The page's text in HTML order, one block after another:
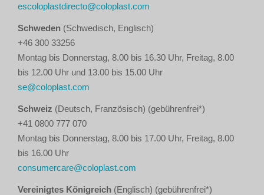
escoloplastdirecto@coloplast.com
Schweden (Schwedisch, Englisch)
+46 300 33256
Montag bis Donnerstag, 8.00 bis 16.30 Uhr, Freitag, 8.00
bis 12.00 Uhr und 13.00 bis 15.00 Uhr
se@coloplast.com
Schweiz (Deutsch, Französisch) (gebührenfrei*)
+41 0800 777 070
Montag bis Donnerstag, 8.00 bis 17.00 Uhr, Freitag, 8.00
bis 16.00 Uhr
consumercare@coloplast.com
Vereinigtes Königreich (Englisch) (gebührenfrei*)